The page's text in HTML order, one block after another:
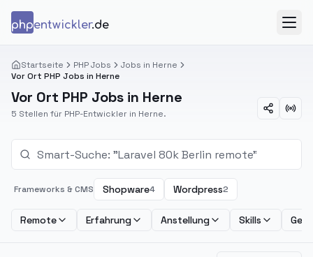
phpentwickler.de
Startseite PHP Jobs
Jobs in Herne
Vor Ort PHP Jobs in Herne
Vor Ort PHP Jobs in Herne
5 Stellen für PHP-Entwickler in Herne.
Frameworks & CMS Shopware4 Wordpress2
Remote Erfahrung Anstellung Skills